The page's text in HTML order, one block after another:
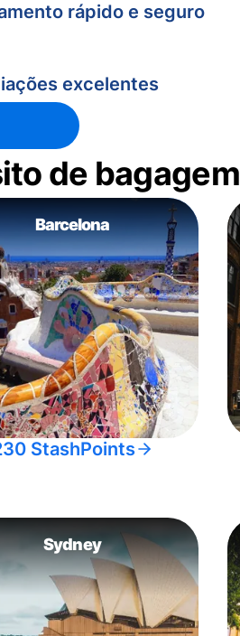
rápido e seguro
excelentes
de bagagem
Barcelona
StashPoints
Sydney